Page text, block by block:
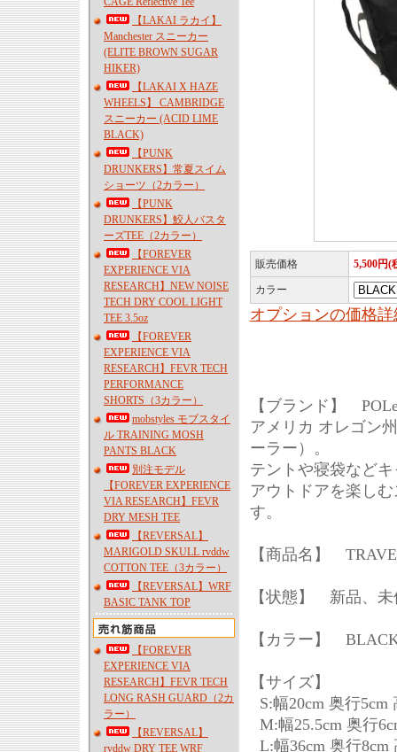
【LAKAI ラカイ】
Manchester スニーカー
(ELITE BROWN SUGAR
HIKER)
【LAKAI X HAZE
WHEELS】 CAMBRIDGE
スニーカー (ACID LIME
BLACK)
【PUNK
DRUNKERS】常夏スイム
ショーツ（2カラー）
【PUNK
DRUNKERS】鮫人バスタ
ーズTEE（2カラー）
【FOREVER
EXPERIENCE VIA
RESEARCH】NEW NOISE
TECH DRY COOL LIGHT
TEE 3.5oz
【FOREVER
EXPERIENCE VIA
RESEARCH】FEVR TECH
PERFORMANCE
SHORTS（3カラー）
mobstyles モブスタイ
ル TRAINING MOSH
PANTS BLACK
別注モデル
【FOREVER EXPERIENCE
VIA RESEARCH】FEVR
DRY MESH TEE
【REVERSAL】
MARIGOLD SKULL rvddw
COTTON TEE（3カラー）
【REVERSAL】WRF
BASIC TANK TOP
【FOREVER
EXPERIENCE VIA
RESEARCH】FEVR TECH
LONG RASH GUARD（2カ
ラー）
【REVERSAL】
rvddw DRY TEE WRF
販売価格 5,500円(
カラー
オプションの価格
【ブランド】
アメリカ オレゴン
ーラー）。
テントや寝袋など
アウトドアを楽し
す。
【商品名】
【状態】 新品、未
【カラー】
【サイズ】
S:幅20cm 奥行5cm
M:幅25.5cm 奥行
L:幅36cm 奥行8cm